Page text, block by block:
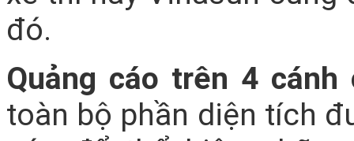
đó.
Quảng cáo trên 4
toàn bộ phần diện tích